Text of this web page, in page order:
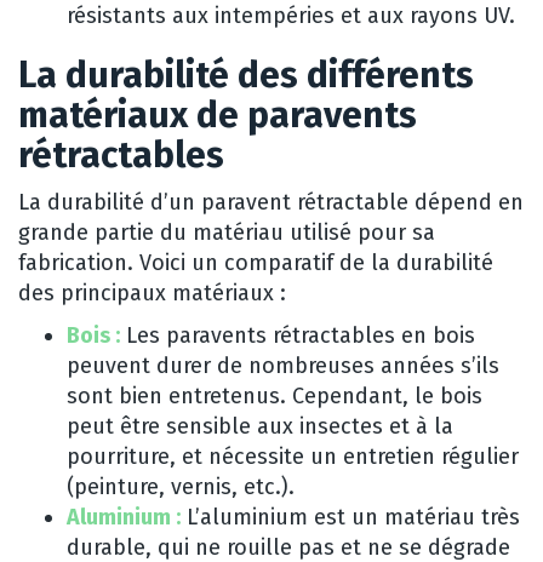
résistants aux intempéries et aux rayons UV.
La durabilité des différents
matériaux de paravents
rétractables
La durabilité d’un paravent rétractable dépend en
grande partie du matériau utilisé pour sa
fabrication. Voici un comparatif de la durabilité
des principaux matériaux :
Bois : Les paravents rétractables en bois
peuvent durer de nombreuses années s’ils
sont bien entretenus. Cependant, le bois
peut être sensible aux insectes et à la
pourriture, et nécessite un entretien régulier
(peinture, vernis, etc.).
Aluminium : L’aluminium est un matériau très
durable, qui ne rouille pas et ne se dégrade